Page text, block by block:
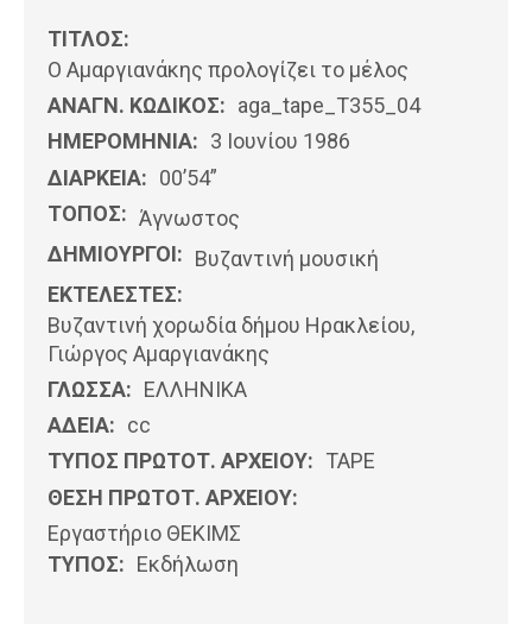
ΤΙΤΛΟΣ:
Ο Αμαργιανάκης προλογίζει το μέλος
ΑΝΑΓΝ. ΚΩΔΙΚΟΣ: aga_tape_T355_04
ΗΜΕΡΟΜΗΝΊΑ: 3 Ιουνίου 1986
ΔΙΑΡΚΕΙΑ: 00’54”
ΤΟΠΟΣ: Άγνωστος
ΔΗΜΙΟΥΡΓΟΙ: Βυζαντινή μουσική
ΕΚΤΕΛΕΣΤΕΣ:
Βυζαντινή χορωδία δήμου Ηρακλείου,
Γιώργος Αμαργιανάκης
ΓΛΩΣΣΑ: ΕΛΛΗΝΙΚΆ
ΑΔΕΙΑ: cc
ΤΥΠΟΣ ΠΡΩΤΟΤ. ΑΡΧΕΙΟΥ: ΤΑΡΕ
ΘΕΣΗ ΠΡΩΤΟΤ. ΑΡΧΕΙΟΥ:
Εργαστήριο ΘΕΚΙΜΣ
ΤΥΠΟΣ: Εκδήλωση